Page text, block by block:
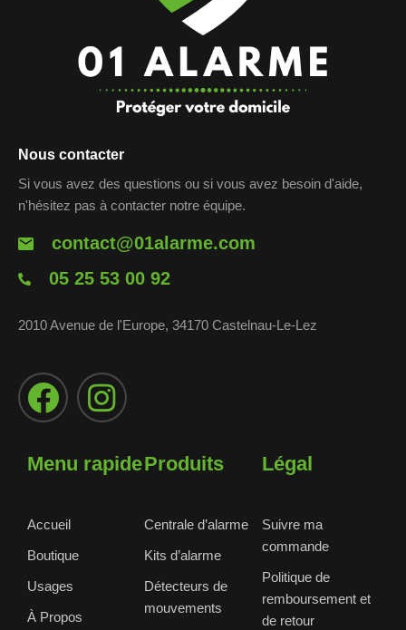
Nous contacter
Si vous avez des questions ou si vous avez besoin d'aide,
n'hésitez pas à contacter notre équipe.
contact@01alarme.com
05 25 53 00 92
2010 Avenue de l'Europe, 34170 Castelnau-Le-Lez
Menu rapide
Accueil
Boutique
Usages
À Propos
Produits
Centrale d’alarme
Kits d’alarme
Détecteurs de
mouvements
Légal
Suivre ma
commande
Politique de
remboursement et
de retour